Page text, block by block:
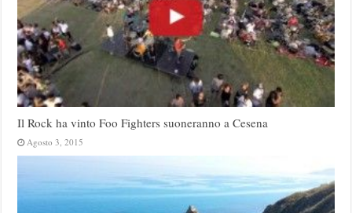
Il Rock ha vinto Foo Fighters suoneranno a Cesena
Agosto 3, 2015